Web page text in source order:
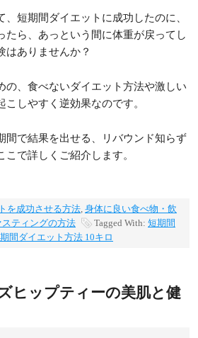
短期間ダイエットに成功したのに、
たら、あっという間に体重が戻ってし
はありませんか？
の、食べないダイエット方法や激しい
しやすく逆効果なのです。
間で結果を出せる、リバウンド知らず
で詳しくご紹介します。
を成功させる方法 身体に良い食べ物・飲
スティングの方法 Tagged With: 短期間
間ダイエット方法 10キロ
ヒップティーの美肌と健